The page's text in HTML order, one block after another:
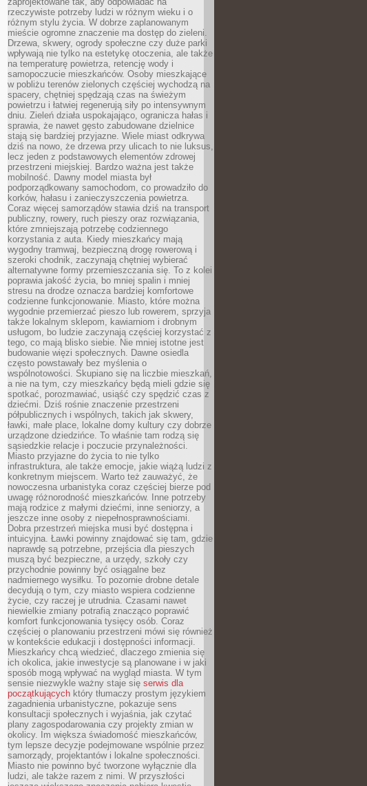
rzeczywiste potrzeby ludzi w różnym wieku i o
różnym stylu życia. W dobrze zaplanowanym
mieście ogromne znaczenie ma dostęp do zieleni.
Drzewa, skwery, ogrody społeczne czy duże parki
wpływają nie tylko na estetykę otoczenia, ale także
na temperaturę powietrza, retencję wody i
samopoczucie mieszkańców. Osoby mieszkające
w pobliżu terenów zielonych częściej wychodzą na
spacery, chętniej spędzają czas na świeżym
powietrzu i łatwiej regenerują siły po intensywnym
dniu. Zieleń działa uspokajająco, ogranicza hałas i
sprawia, że nawet gęsto zabudowane dzielnice
stają się bardziej przyjazne. Wiele miast odkrywa
dziś na nowo, że drzewa przy ulicach to nie luksus,
lecz jeden z podstawowych elementów zdrowej
przestrzeni miejskiej. Bardzo ważna jest także
mobilność. Dawny model miasta był
podporządkowany samochodom, co prowadziło do
korków, hałasu i zanieczyszczenia powietrza.
Coraz więcej samorządów stawia dziś na transport
publiczny, rowery, ruch pieszy oraz rozwiązania,
które zmniejszają potrzebę codziennego
korzystania z auta. Kiedy mieszkańcy mają
wygodny tramwaj, bezpieczną drogę rowerową i
szeroki chodnik, zaczynają chętniej wybierać
alternatywne formy przemieszczania się. To z kolei
poprawia jakość życia, bo mniej spalin i mniej
stresu na drodze oznacza bardziej komfortowe
codzienne funkcjonowanie. Miasto, które można
wygodnie przemierzać pieszo lub rowerem, sprzyja
także lokalnym sklepom, kawiarniom i drobnym
usługom, bo ludzie zaczynają częściej korzystać z
tego, co mają blisko siebie. Nie mniej istotne jest
budowanie więzi społecznych. Dawne osiedla
często powstawały bez myślenia o
wspólnotowości. Skupiano się na liczbie mieszkań,
a nie na tym, czy mieszkańcy będą mieli gdzie się
spotkać, porozmawiać, usiąść czy spędzić czas z
dziećmi. Dziś rośnie znaczenie przestrzeni
półpublicznych i wspólnych, takich jak skwery,
ławki, małe place, lokalne domy kultury czy dobrze
urządzone dziedzińce. To właśnie tam rodzą się
sąsiedzkie relacje i poczucie przynależności.
Miasto przyjazne do życia to nie tylko
infrastruktura, ale także emocje, jakie wiążą ludzi z
konkretnym miejscem. Warto też zauważyć, że
nowoczesna urbanistyka coraz częściej bierze pod
uwagę różnorodność mieszkańców. Inne potrzeby
mają rodzice z małymi dziećmi, inne seniorzy, a
jeszcze inne osoby z niepełnosprawnościami.
Dobra przestrzeń miejska musi być dostępna i
intuicyjna. Ławki powinny znajdować się tam, gdzie
naprawdę są potrzebne, przejścia dla pieszych
muszą być bezpieczne, a urzędy, szkoły czy
przychodnie powinny być osiągalne bez
nadmiernego wysiłku. To pozornie drobne detale
decydują o tym, czy miasto wspiera codzienne
życie, czy raczej je utrudnia. Czasami nawet
niewielkie zmiany potrafią znacząco poprawić
komfort funkcjonowania tysięcy osób. Coraz
częściej o planowaniu przestrzeni mówi się również
w kontekście edukacji i dostępności informacji.
Mieszkańcy chcą wiedzieć, dlaczego zmienia się
ich okolica, jakie inwestycje są planowane i w jaki
sposób mogą wpływać na wygląd miasta. W tym
sensie niezwykle ważny staje się serwis dla
początkujących który tłumaczy prostym językiem
zagadnienia urbanistyczne, pokazuje sens
konsultacji społecznych i wyjaśnia, jak czytać
plany zagospodarowania czy projekty zmian w
okolicy. Im większa świadomość mieszkańców,
tym lepsze decyzje podejmowane wspólnie przez
samorządy, projektantów i lokalne społeczności.
Miasto nie powinno być tworzone wyłącznie dla
ludzi, ale także razem z nimi. W przyszłości